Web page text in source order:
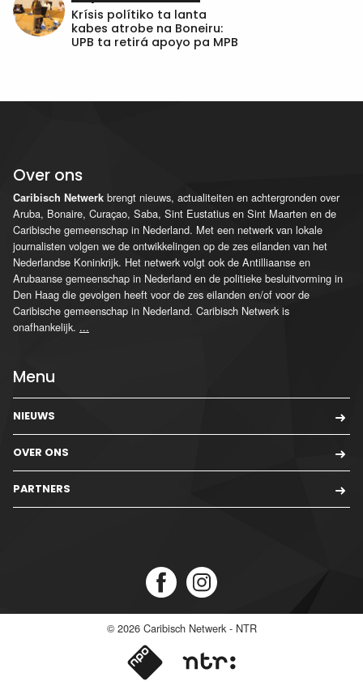
Krísis polítiko ta lanta
kabes atrobe na Boneiru:
UPB ta retirá apoyo pa MPB
Over ons
Caribisch Netwerk brengt nieuws, actualiteiten en achtergronden over
Aruba, Bonaire, Curaçao, Saba, Sint Eustatius en Sint Maarten en de
Caribische gemeenschap in Nederland. Met een netwerk van lokale
journalisten volgen we de ontwikkelingen op de zes eilanden van het
Nederlandse Koninkrijk. Het netwerk volgt ook de Antilliaanse en
Arubaanse gemeenschap in Nederland en de politieke besluitvorming in
Den Haag die gevolgen heeft voor de zes eilanden en/of voor de
Caribische gemeenschap in Nederland. Caribisch Netwerk is
onafhankelijk. ...
Menu
NIEUWS
OVER ONS
PARTNERS
© 2026 Caribisch Netwerk - NTR